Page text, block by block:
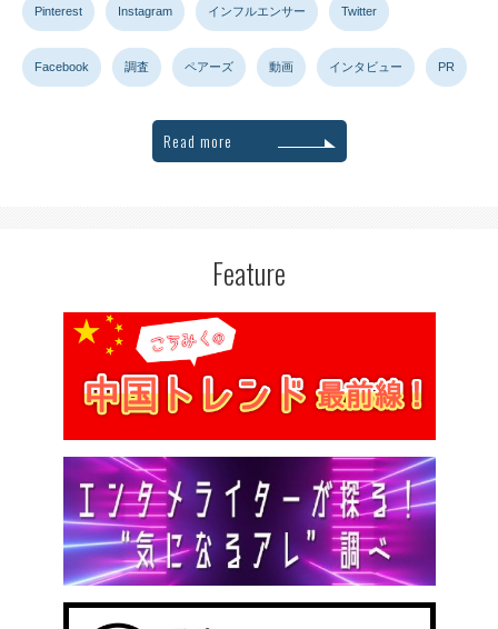
Pinterest Instagram インフルエンサー Twitter
Facebook 調査 ペアーズ 動画 インタビュー PR
Read more
Feature